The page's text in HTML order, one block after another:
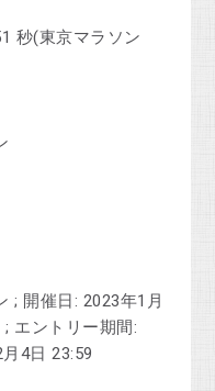
秒(東京マラソン
; 開催日: 2023年1月
エントリー期間:
4日 23:59